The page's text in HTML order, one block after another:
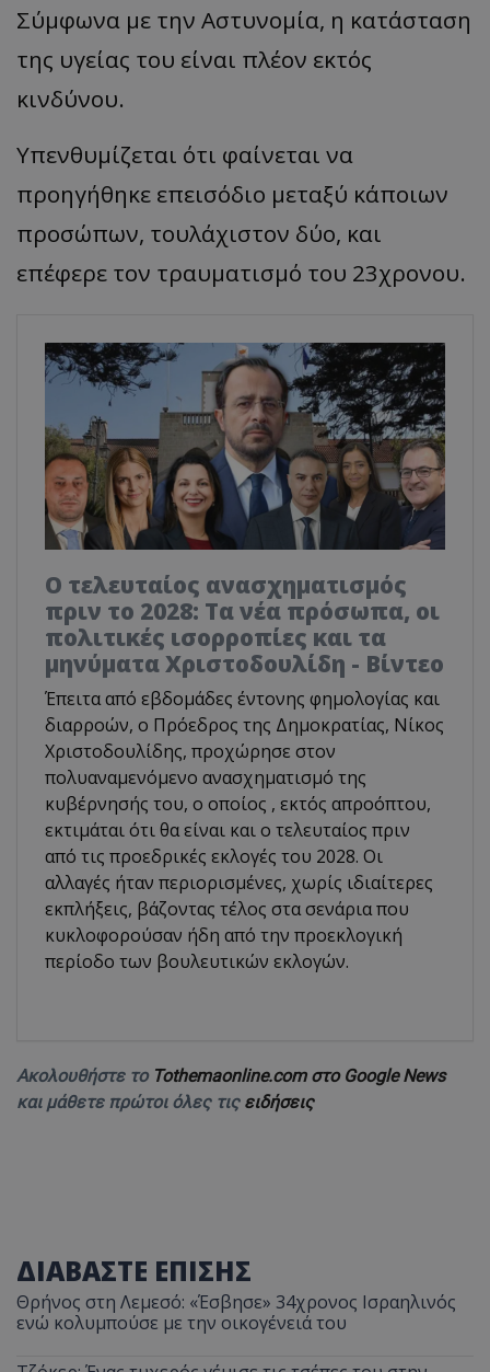
Σύμφωνα με την Αστυνομία, η κατάσταση
της υγείας του είναι πλέον εκτός
κινδύνου.
Υπενθυμίζεται ότι φαίνεται να
προηγήθηκε επεισόδιο μεταξύ κάποιων
προσώπων, τουλάχιστον δύο, και
επέφερε τον τραυματισμό του 23χρονου.
Ο τελευταίος ανασχηματισμός
πριν το 2028: Τα νέα πρόσωπα, οι
πολιτικές ισορροπίες και τα
μηνύματα Χριστοδουλίδη - Βίντεο
Έπειτα από εβδομάδες έντονης φημολογίας και
διαρροών, ο Πρόεδρος της Δημοκρατίας, Νίκος
Χριστοδουλίδης, προχώρησε στον
πολυαναμενόμενο ανασχηματισμό της
κυβέρνησής του, ο οποίος , εκτός απροόπτου,
εκτιμάται ότι θα είναι και ο τελευταίος πριν
από τις προεδρικές εκλογές του 2028. Οι
αλλαγές ήταν περιορισμένες, χωρίς ιδιαίτερες
εκπλήξεις, βάζοντας τέλος στα σενάρια που
κυκλοφορούσαν ήδη από την προεκλογική
περίοδο των βουλευτικών εκλογών.
Ακολουθήστε το Tothemaonline.com στο Google News
και μάθετε πρώτοι όλες τις ειδήσεις
ΔΙΑΒΑΣΤΕ ΕΠΙΣΗΣ
Θρήνος στη Λεμεσό: «Έσβησε» 34χρονος Ισραηλινός
ενώ κολυμπούσε με την οικογένειά του